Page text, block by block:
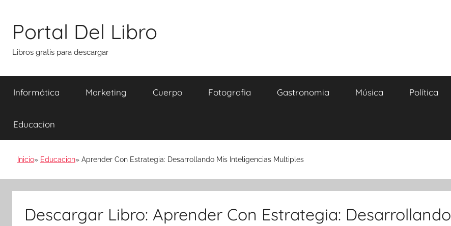
contenido
Portal Del Libro
Libros gratis para descargar
Informática Marketing Cuerpo Fotografia Gastronomia Música Política
Educacion
Inicio Educacion Aprender Con Estrategia: Desarrollando Mis Inteligencias Multiples
Descargar Libro: Aprender Con Estrategia: Desarrollando